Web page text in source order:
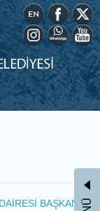
BAŞKANLIĞI